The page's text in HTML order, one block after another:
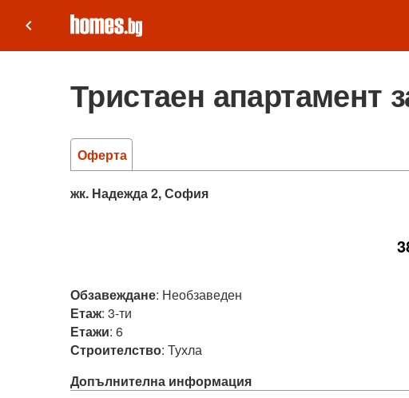
keyboard_arrow_left
Тристаен апартамент
Оферта
жк. Надежда 2, София
Обзавеждане: Необзаведен
Етаж: 3-ти
Етажи: 6
Строителство: Тухла
Допълнителна информация